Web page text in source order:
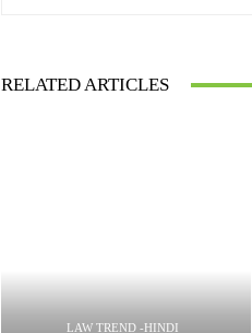
RELATED ARTICLES
LAW TREND -HINDI